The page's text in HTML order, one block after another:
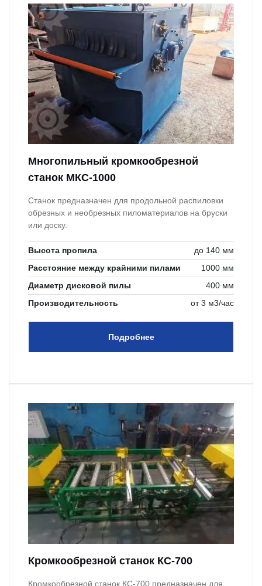
Многопильный кромкообрезной
станок МКС-1000
Станок предназначен для продольной распиловки
обрезных и необрезных пиломатериалов на бруски
или доску.
Высота пропила
до 140 мм
Расстояние между крайними пилами
1000 мм
Диаметр дисковой пилы
400 мм
Производительность
от 3 м3/час
Подробнее
Кромкообрезной станок КС-700
Кромкообрезной станок КС-700 предназначен для